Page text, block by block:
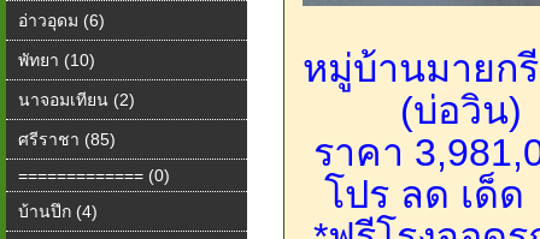
อ่าวอุดม (6)
พัทยา (10)
นาจอมเทียน (2)
ศรีราชา (85)
============= (0)
บ้านปึก (4)
หมู่บ้านมายก
(บ่อวิน)
ราคา
โปร ลด เด็ด